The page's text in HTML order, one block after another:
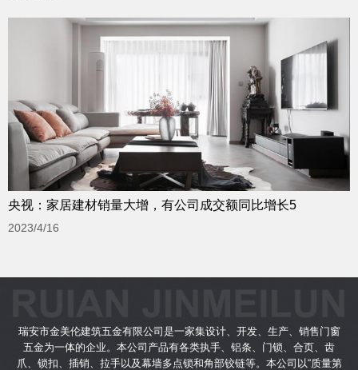
央视：家居建材销量大增，有公司成交额同比增长5
2023/4/16
瑞安市金美伦建筑五金有限公司是一家集设计、开发、生产、销售门窗
五金为一体的企业。本公司产品有各类执手、铝条、门锁、合页、齿
爪、锁扣、插销、拉手以及幕墙多点锁和角部铰链等。本公司以“质量第